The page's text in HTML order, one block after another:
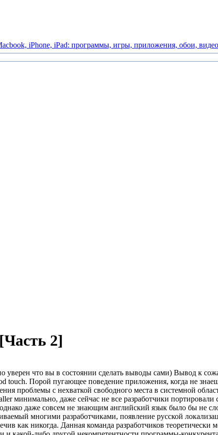
iPhone, iPad: программы, игры, приложения, обои, видео
2]
что вы в состоянии сделать выводы сами) Вывод к
touch. Порой пугающее поведение приложения, когда не
проблемы с нехваткой свободного места в системной
минимально, даже сейчас не все разработчики
однако даже совсем не знающим английский язык было бы не
многими разработчиками, появление русской
как никогда. Данная команда разработчиков теоретически